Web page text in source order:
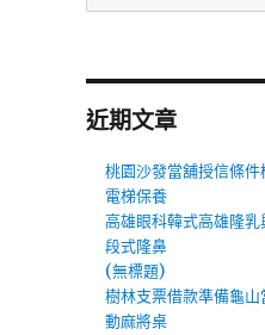
近期文章
桃園沙發當舖授信條
電梯保養
高雄眼科韓式高雄隆
段式隆鼻
(無標題)
樹林支票借款準備龜
動麻將桌